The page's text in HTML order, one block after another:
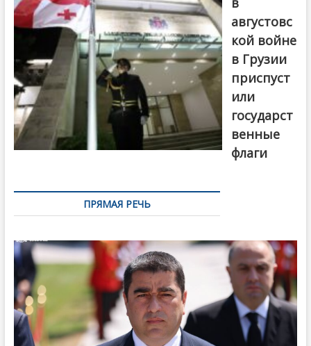
августовс
кой войне
в Грузии
приспуст
или
государст
венные
флаги
ПРЯМАЯ РЕЧЬ